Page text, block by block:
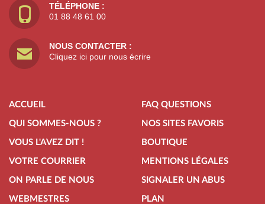
TÉLÉPHONE :
01 88 48 61 00
NOUS CONTACTER :
Cliquez ici pour nous écrire
ACCUEIL
QUI SOMMES-NOUS ?
VOUS L'AVEZ DIT !
VOTRE COURRIER
ON PARLE DE NOUS
WEBMESTRES
FAQ QUESTIONS
NOS SITES FAVORIS
BOUTIQUE
MENTIONS LÉGALES
SIGNALER UN ABUS
PLAN